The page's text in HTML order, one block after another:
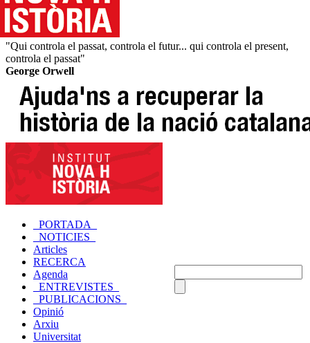
"Qui controla el passat, controla el futur... qui controla el present,
controla el passat"
George Orwell
_PORTADA_
_NOTICIES_
Articles
RECERCA
Agenda
_ENTREVISTES_
_PUBLICACIONS_
Opinió
Arxiu
Universitat